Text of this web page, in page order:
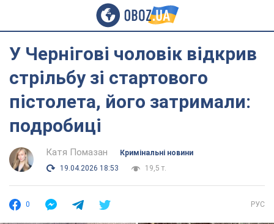
У Чернігові чоловік відкрив
стрільбу зі стартового
пістолета, його затримали:
подробиці
Катя Помазан
Кримінальні новини
19.04.2026 18:53
19,5 т.
0 РУС